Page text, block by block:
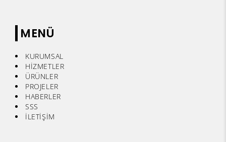
MENÜ
KURUMSAL
HİZMETLER
ÜRÜNLER
PROJELER
HABERLER
SSS
İLETİŞİM